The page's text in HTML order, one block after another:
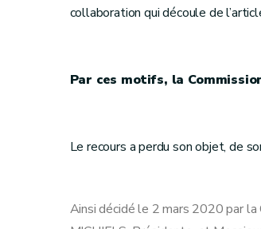
collaboration qui découle de
Par ces motifs, la
Le recours a perdu son objet, de
Ainsi décidé le 2 mars 2020 par la